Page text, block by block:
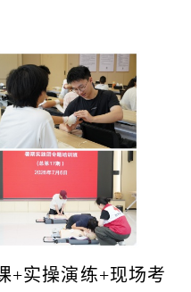
+实操演练+现场考